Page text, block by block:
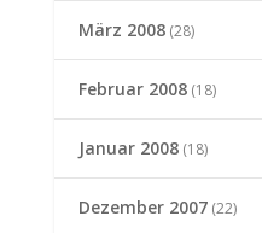
März 2008(28)
Februar 2008(18)
Januar 2008(18)
Dezember 2007(22)